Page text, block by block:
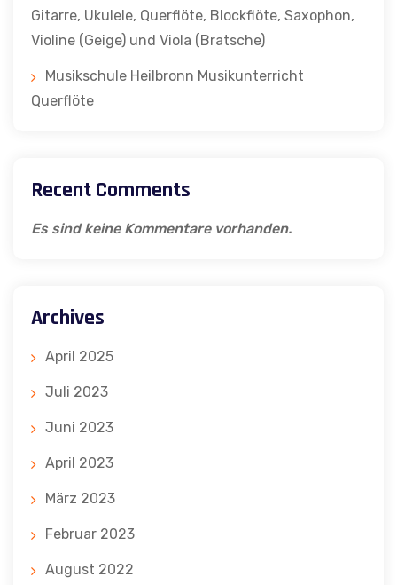
Gitarre, Ukulele, Querflöte, Blockflöte, Saxophon,
Violine (Geige) und Viola (Bratsche)
Musikschule Heilbronn Musikunterricht
Querflöte
Recent Comments
Es sind keine Kommentare vorhanden.
Archives
April 2025
Juli 2023
Juni 2023
April 2023
März 2023
Februar 2023
August 2022